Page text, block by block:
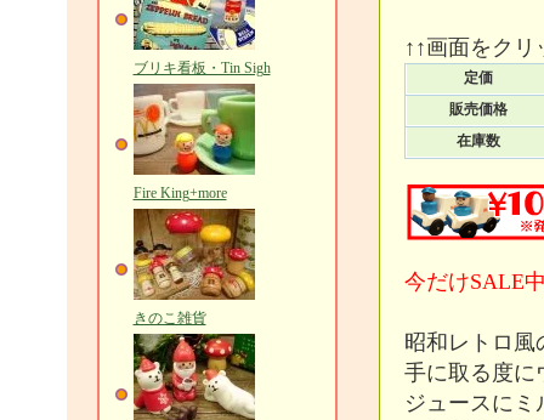
ブリキ看板・Tin Sigh
Fire King+more
きのこ雑貨
↑↑画面をク
定価
販売価格
在庫数
今だけSALE
昭和レトロ風
手に取る度に
ジュースに